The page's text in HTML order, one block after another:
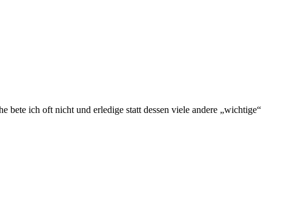
ich oft nicht und erledige statt dessen viele andere „wichtige“